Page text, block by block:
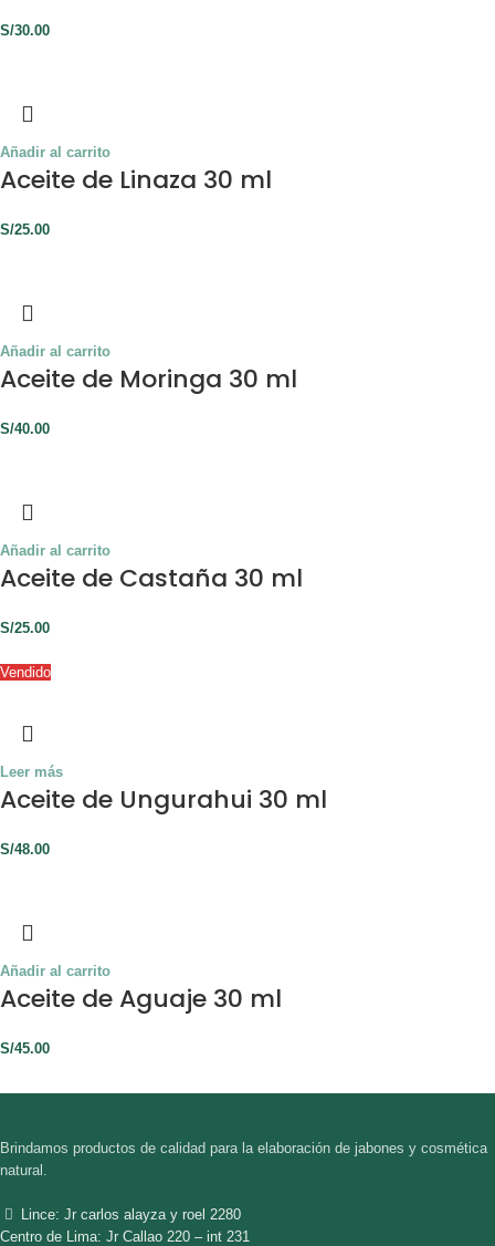
S/30.00
Añadir al carrito
Aceite de Linaza 30 ml
S/25.00
Añadir al carrito
Aceite de Moringa 30 ml
S/40.00
Añadir al carrito
Aceite de Castaña 30 ml
S/25.00
Vendido
Leer más
Aceite de Ungurahui 30 ml
S/48.00
Añadir al carrito
Aceite de Aguaje 30 ml
S/45.00
Brindamos productos de calidad para la elaboración de jabones y cosmética
natural.
Lince: Jr carlos alayza y roel 2280
Centro de Lima: Jr Callao 220 – int 231